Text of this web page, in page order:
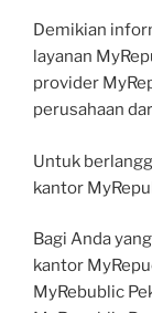
Demikian
layanan
provider
perusahaan
Untuk
kantor
Bagi Anda
kantor
MyRebublic